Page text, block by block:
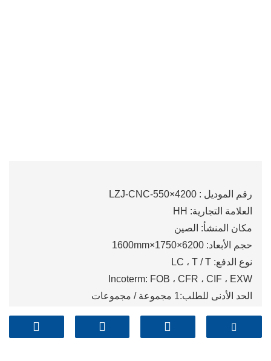
رقم الموديل : LZJ-CNC-550×4200
العلامة التجارية: HH
مكان المنشأ: الصين
حجم الأبعاد: 6200×1750×1600mm
نوع الدفع: LC ، T / T
Incoterm: FOB ، CFR ، CIF ، EXW
الحد الأدنى للطلب:1 مجموعة / مجموعات